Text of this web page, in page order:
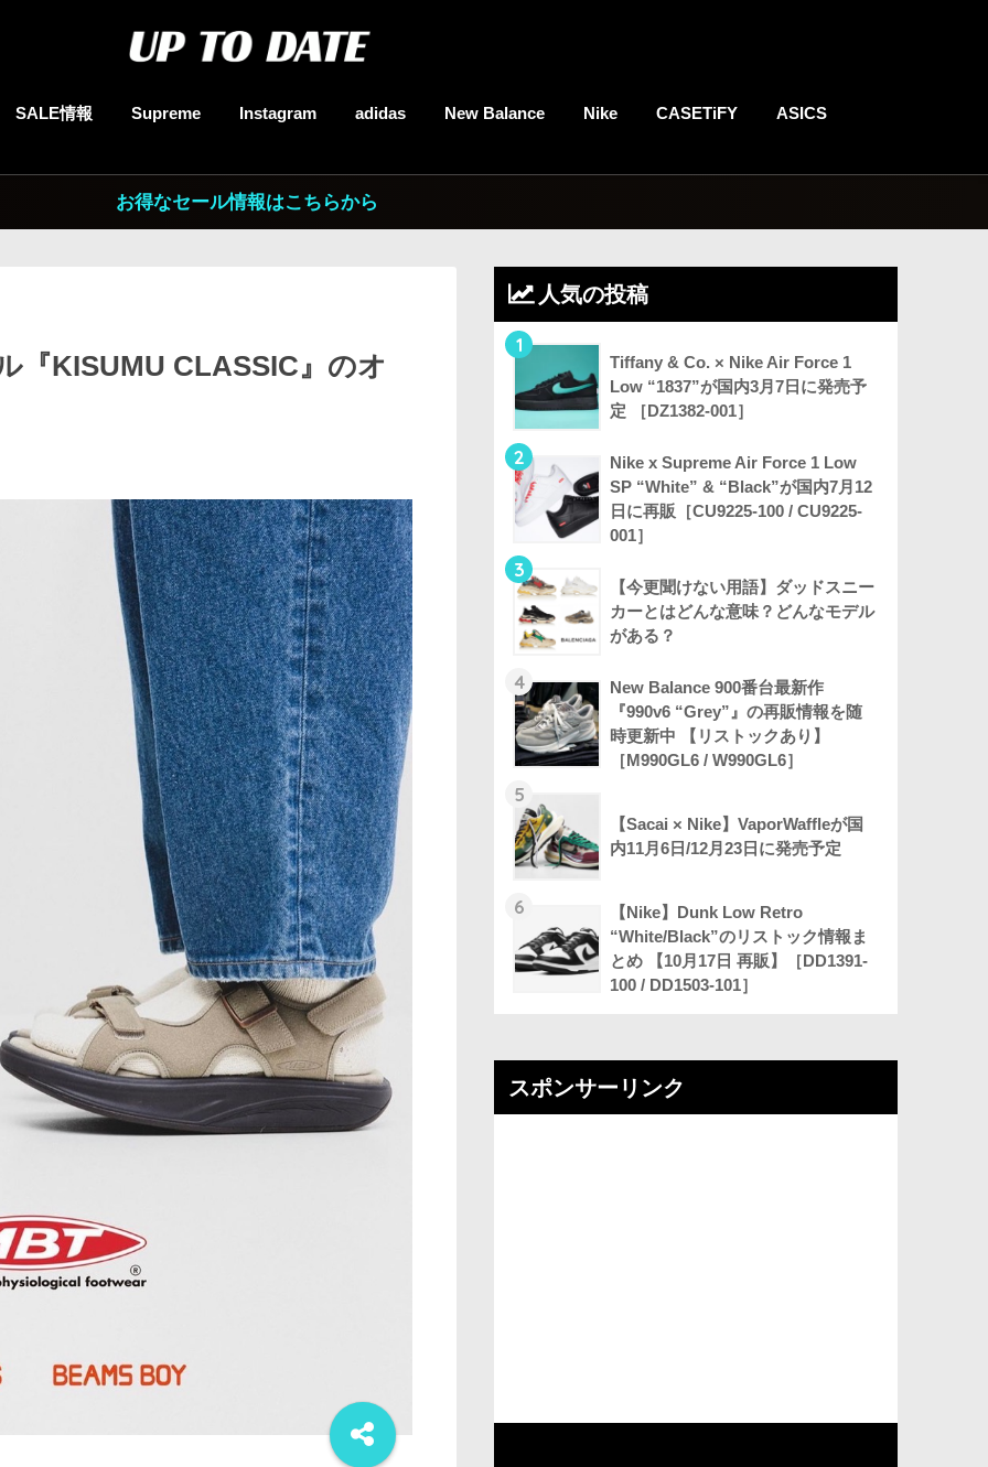
SALE情報 Supreme Instagram adidas New Balance Nike CASETiFY ASICS
お得なセール情報はこちらから
『KISUMU CLASSIC』のオ
人気の投稿
1
Tiffany & Co. × Nike Air Force 1
Low “1837”が国内3月7日に発売予
定 ［DZ1382-001］
2
Nike x Supreme Air Force 1 Low
SP “White” & “Black”が国内7月12
日に再販［CU9225-100 / CU9225-
001］
3
【今更聞けない用語】ダッドスニー
カーとはどんな意味？どんなモデル
がある？
4
New Balance 900番台最新作
『990v6 “Grey”』の再販情報を随
時更新中 【リストックあり】
［M990GL6 / W990GL6］
5
【Sacai × Nike】VaporWaffleが国
内11月6日/12月23日に発売予定
6
【Nike】Dunk Low Retro
“White/Black”のリストック情報ま
とめ 【10月17日 再販】［DD1391-
100 / DD1503-101］
スポンサーリンク